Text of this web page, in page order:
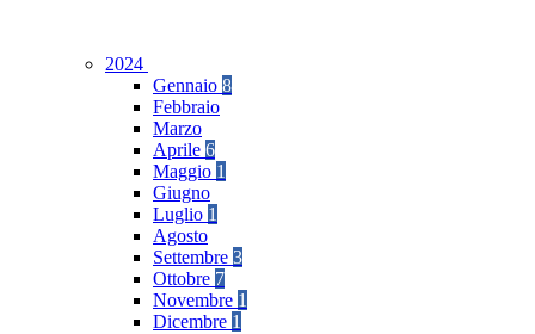
2024
Gennaio 8
Febbraio
Marzo
Aprile 6
Maggio 1
Giugno
Luglio 1
Agosto
Settembre 3
Ottobre 7
Novembre 1
Dicembre 1